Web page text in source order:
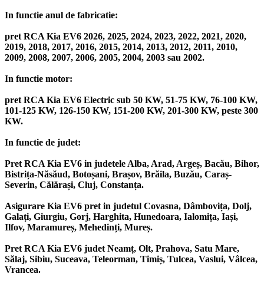
In functie anul de fabricatie:
pret RCA Kia EV6 2026, 2025, 2024, 2023, 2022, 2021, 2020,
2019, 2018, 2017, 2016, 2015, 2014, 2013, 2012, 2011, 2010,
2009, 2008, 2007, 2006, 2005, 2004, 2003 sau 2002.
In functie motor:
pret RCA Kia EV6 Electric sub 50 KW, 51-75 KW, 76-100 KW,
101-125 KW, 126-150 KW, 151-200 KW, 201-300 KW, peste 300
KW.
In functie de judet:
Pret RCA Kia EV6 in judetele Alba, Arad, Argeș, Bacău, Bihor,
Bistrița-Năsăud, Botoșani, Brașov, Brăila, Buzău, Caraș-
Severin, Călărași, Cluj, Constanța.
Asigurare Kia EV6 pret in judetul Covasna, Dâmbovița, Dolj,
Galați, Giurgiu, Gorj, Harghita, Hunedoara, Ialomița, Iași,
Ilfov, Maramureș, Mehedinți, Mureș.
Pret RCA Kia EV6 judet Neamț, Olt, Prahova, Satu Mare,
Sălaj, Sibiu, Suceava, Teleorman, Timiș, Tulcea, Vaslui, Vâlcea,
Vrancea.